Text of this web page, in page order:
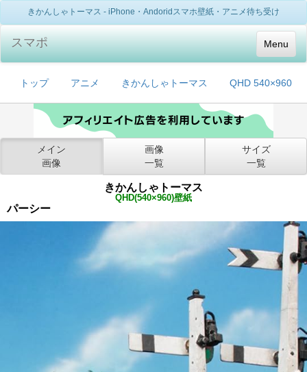
きかんしゃトーマス - iPhone・Andoridスマホ壁紙・アニメ待ち受け
Menu
スマポ
トップ アニメ きかんしゃトーマス QHD 540×960
メイン
画像
画像
一覧
サイズ
一覧
きかんしゃトーマス
QHD(540×960)壁紙
パーシー